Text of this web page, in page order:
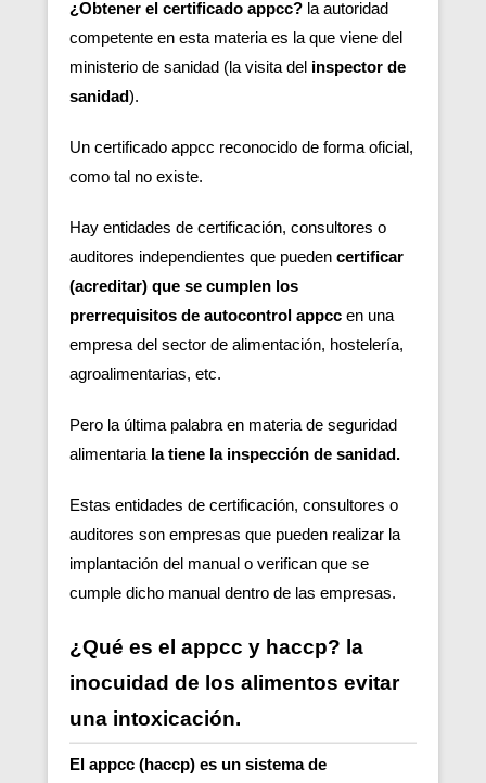
¿Obtener el certificado appcc? la autoridad
competente en esta materia es la que viene del
ministerio de sanidad (la visita del inspector de
sanidad).
Un certificado appcc reconocido de forma oficial,
como tal no existe.
Hay entidades de certificación, consultores o
auditores independientes que pueden certificar
(acreditar) que se cumplen los
prerrequisitos de autocontrol appcc en una
empresa del sector de alimentación, hostelería,
agroalimentarias, etc.
Pero la última palabra en materia de seguridad
alimentaria la tiene la inspección de sanidad.
Estas entidades de certificación, consultores o
auditores son empresas que pueden realizar la
implantación del manual o verifican que se
cumple dicho manual dentro de las empresas.
¿Qué es el appcc y haccp? la
inocuidad de los alimentos evitar
una intoxicación.
El appcc (haccp) es un sistema de